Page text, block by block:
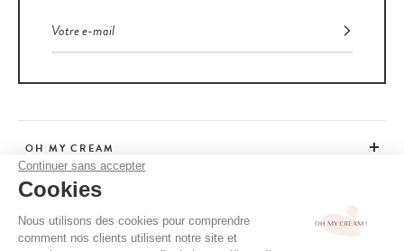
Continuer sans accepter
Cookies
Nous utilisons des cookies pour comprendre
comment nos clients utilisent notre site et
OH MY CREAM
SERVICE CLIENT